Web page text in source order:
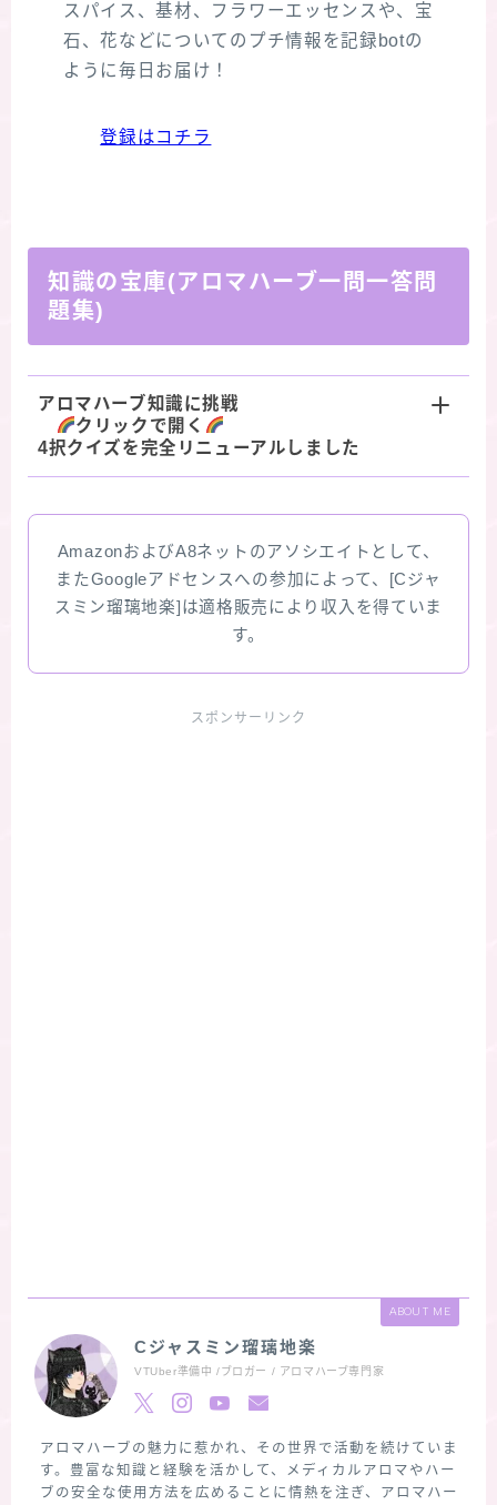
スパイス、基材、フラワーエッセンスや、宝
石、花などについてのプチ情報を記録botの
ように毎日お届け！
登録はコチラ
知識の宝庫(アロマハーブ一問一答問
題集)
アロマハーブ知識に挑戦
クリックで開く
4択クイズを完全リニューアルしました
AmazonおよびA8ネットのアソシエイトとして、
またGoogleアドセンスへの参加によって、[Cジャ
スミン瑠璃地楽]は適格販売により収入を得ていま
す。
スポンサーリンク
ABOUT ME
Cジャスミン瑠璃地楽
VTUber準備中 /ブロガー / アロマハーブ専門家
アロマハーブの魅力に惹かれ、その世界で活動を続けていま
す。豊富な知識と経験を活かして、メディカルアロマやハー
ブの安全な使用方法を広めることに情熱を注ぎ、アロマハー